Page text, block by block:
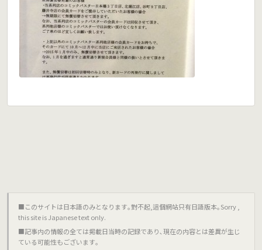
■このサイトは日本語のみとなります｡對不起,這個網站只有日語版本｡Sorry ,
this site is Japanese text only.
■記事内の情報の全ては掲載日当時の記録であり､現在の内容とは差異が生じ
ている可能性もございます｡